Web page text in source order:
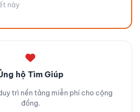
này
hộ Tìm Giúp
trì nền tảng miễn phí cho cộng
đồng.